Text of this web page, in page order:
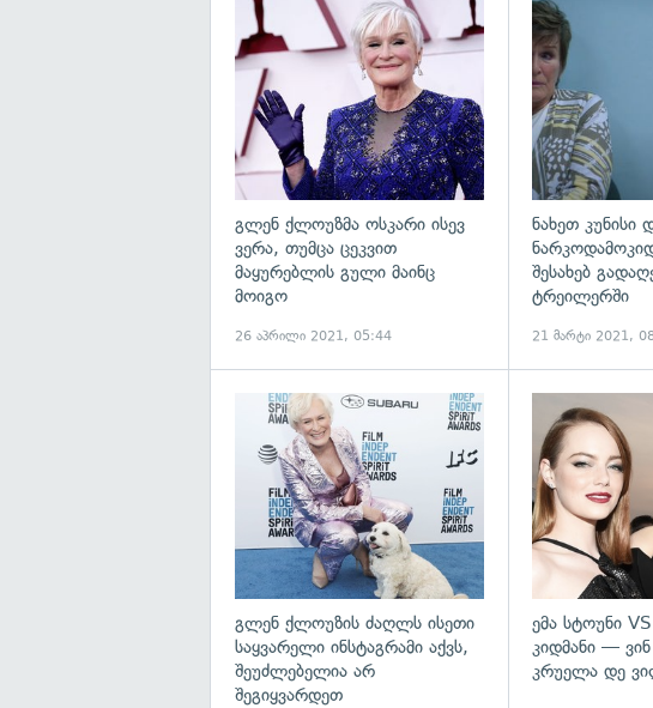
გადახედვა
გლენ ქლოუზმა ოსკარი ისევ
ვერა, თუმცა ცეკვით
მაყურებლის გული მაინც
მოიგო
26 აპრილი 2021, 05:44
ნახეთ კუნისი
შესახებ
ტრეილერში
21 მარტი 2021,
გლენ ქლოუზის ძაღლს ისეთი
საყვარელი ინსტაგრამი აქვს,
შეუძლებელია არ
შეგიყვარდეთ
ემა სტოუნი
კიდმანი —
კრუელა დე